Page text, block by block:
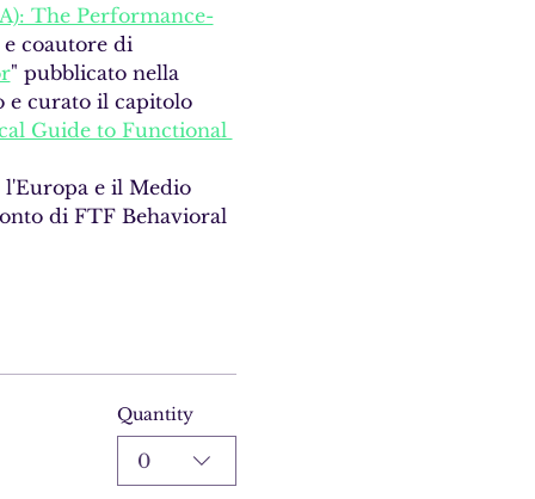
The Performance-
coautore di
" pubblicato nella
e curato il capitolo
Guide to Functional
l'Europa e il Medio
di FTF Behavioral
Quantity
0